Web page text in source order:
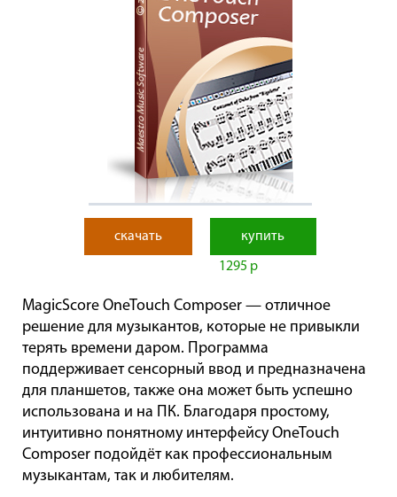
скачать купить
1295 р
MagicScore OneTouch Composer — отличное
решение для музыкантов, которые не привыкли
терять времени даром. Программа
поддерживает сенсорный ввод и предназначена
для планшетов, также она может быть успешно
использована и на ПК. Благодаря простому,
интуитивно понятному интерфейсу OneTouch
Composer подойдёт как профессиональным
музыкантам, так и любителям.